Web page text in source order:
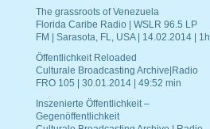
The grassroots of Venezuela
Florida Caribe Radio | WSLR 96.5 LP
FM | Sarasota, FL, USA | 14.02.2014 | 1h
Öffentlichkeit Reloaded
Culturale Broadcasting Archive|Radio
FRO 105 | 30.01.2014 | 49:52 min
Inszenierte Öffentlichkeit –
Gegenöffentlichkeit